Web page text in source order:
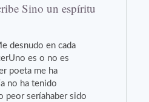
Sino un espíritu
desnudo en cada
es o no es
poeta me ha
no ha tenido
peor seríahaber sido